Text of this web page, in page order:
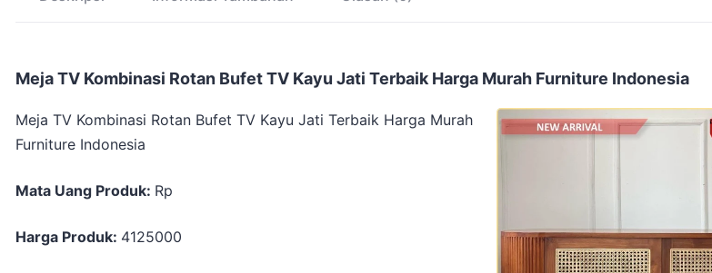
Meja TV Kombinasi Rotan Bufet TV Kayu Jati Terbaik Harga Murah Furniture Indonesia
Meja TV Kombinasi Rotan Bufet TV Kayu Jati Terbaik Harga Murah
Furniture Indonesia
Mata Uang Produk: Rp
Harga Produk: 4125000